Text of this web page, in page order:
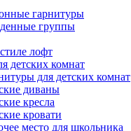
гарнитуры
группы
лофт
детских комнат
для детских комнат
диваны
кресла
кровати
место для школьника